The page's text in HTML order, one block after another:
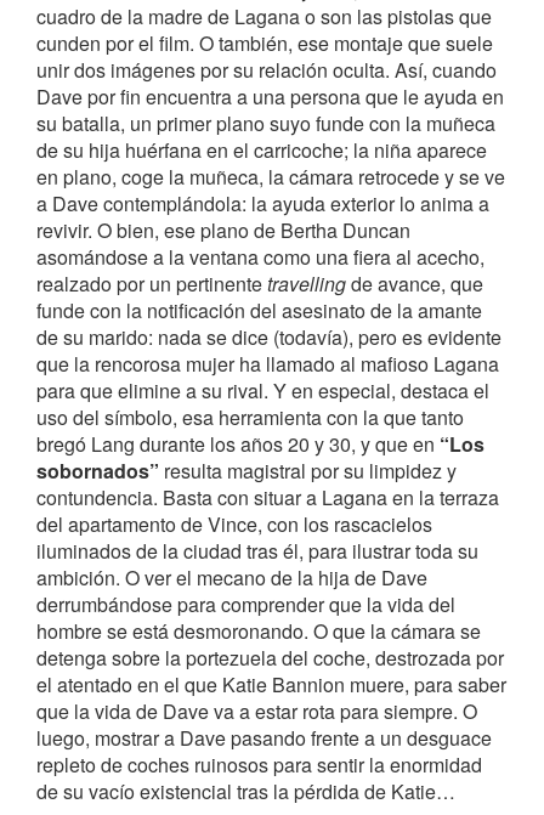
cuadro de la madre de Lagana o son las pistolas que
cunden por el film. O también, ese montaje que suele
unir dos imágenes por su relación oculta. Así, cuando
Dave por fin encuentra a una persona que le ayuda en
su batalla, un primer plano suyo funde con la muñeca
de su hija huérfana en el carricoche; la niña aparece
en plano, coge la muñeca, la cámara retrocede y se ve
a Dave contemplándola: la ayuda exterior lo anima a
revivir. O bien, ese plano de Bertha Duncan
asomándose a la ventana como una fiera al acecho,
realzado por un pertinentetravellingde avance, que
funde con la notificación del asesinato de la amante
de su marido: nada se dice (todavía), pero es evidente
que la rencorosa mujer ha llamado al mafioso Lagana
para que elimine a su rival. Y en especial, destaca el
uso del símbolo, esa herramienta con la que tanto
bregó Lang durante los años 20 y 30, y que en “Los
sobornados” resulta magistral por su limpidez y
contundencia. Basta con situar a Lagana en la terraza
del apartamento de Vince, con los rascacielos
iluminados de la ciudad tras él, para ilustrar toda su
ambición. O ver el mecano de la hija de Dave
derrumbándose para comprender que la vida del
hombre se está desmoronando. O que la cámara se
detenga sobre la portezuela del coche, destrozada por
el atentado en el que Katie Bannion muere, para saber
que la vida de Dave va a estar rota para siempre. O
luego, mostrar a Dave pasando frente a un desguace
repleto de coches ruinosos para sentir la enormidad
de su vacío existencial tras la pérdida de Katie…